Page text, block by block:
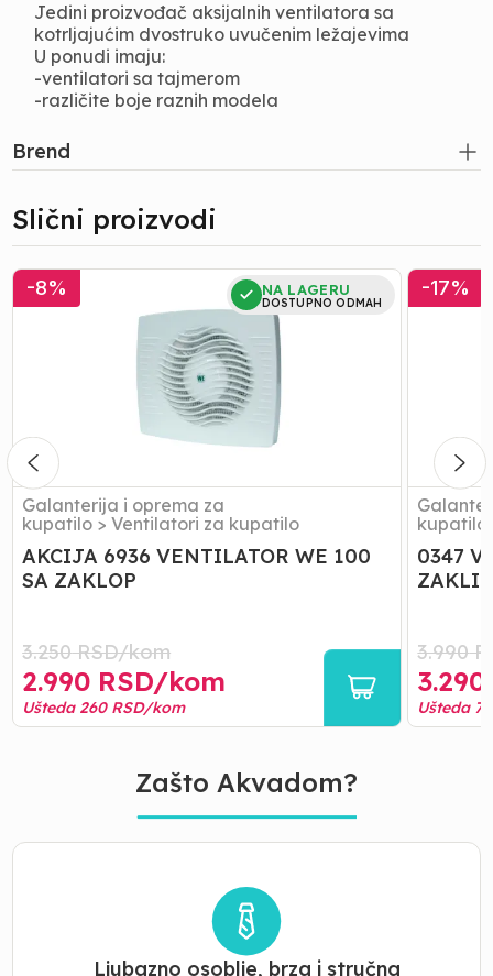
Jedini proizvođač aksijalnih ventilatora sa
kotrljajućim dvostruko uvučenim ležajevima
U ponudi imaju:
-ventilatori sa tajmerom
-različite boje raznih modela
Brend
Slični proizvodi
AKCIJA
6936
-8% NA LAGERU
DOSTUPNO ODMAH
Galanterija i oprema za
kupatilo > Ventilatori za kupatilo
AKCIJA 6936 VENTILATOR WE 100
SA ZAKLOP
3.250RSD/kom
2.990 RSD/kom
Ušteda 260RSD/kom
0347
-17%
kupatilo
0347
3.990
3.290
Ušteda
Zašto Akvadom?
Ljubazno osoblje, brza i stručna